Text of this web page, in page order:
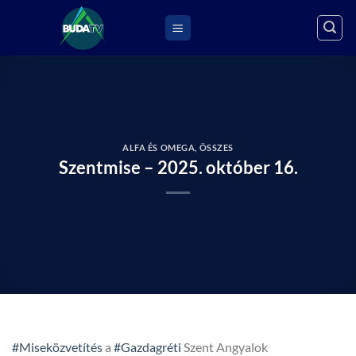
ALFA ÉS OMEGA ÖSSZES
Szentmise – 2025. október 16.
#Miseközvetítésa #Gazdagréti Szent Angyalok